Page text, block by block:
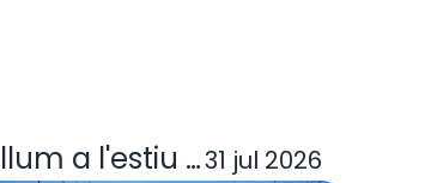
deixa d'operar? Guia
a l'estiu 2026: per què
31 jul 2026